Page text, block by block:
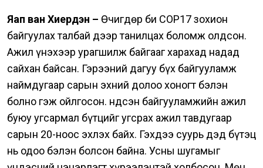
Яап ван Хиердэн – Өчигдөр би COP17 зохион
байгуулах талбай дээр танилцах боломж олдсон.
Ажил үнэхээр урагшилж байгааг харахад надад
сайхан байсан. Гэрээний дагуу бүх байгууламж
наймдугаар сарын эхний долоо хоногт бэлэн
болно гэж ойлгосон. Үндсэн байгууламжийн ажил
буюу угсармал бүтцийг угсрах ажил тавдугаар
сарын 20-ноос эхлэх байх. Гэхдээ суурь дэд бүтэц
нь одоо бэлэн болсон байна. Усны шугамыг